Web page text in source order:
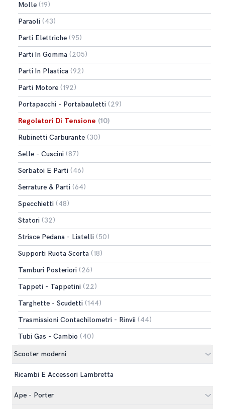
Molle (19)
Paraoli (43)
Parti Elettriche (95)
Parti In Gomma (205)
Parti In Plastica (92)
Parti Motore (192)
Portapacchi - Portabauletti (29)
Regolatori Di Tensione (10)
Rubinetti Carburante (30)
Selle - Cuscini (87)
Serbatoi E Parti (46)
Serrature & Parti (64)
Specchietti (48)
Statori (32)
Strisce Pedana - Listelli (50)
Supporti Ruota Scorta (18)
Tamburi Posteriori (26)
Tappeti - Tappetini (22)
Targhette - Scudetti (144)
Trasmissioni Contachilometri - Rinvii (44)
Tubi Gas - Cambio (40)
Scooter moderni
Ricambi E Accessori Lambretta
Ape - Porter